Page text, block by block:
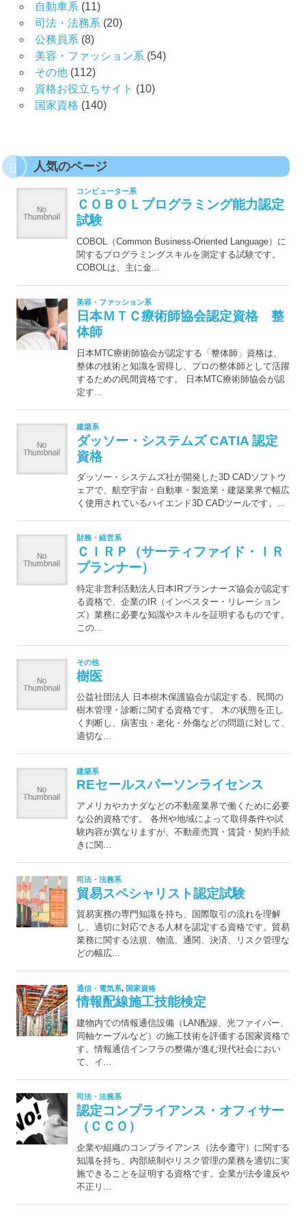
自動車系 (11)
司法・法務系 (20)
公務員系 (8)
美容・ファッション系 (54)
その他(112)
資格お役立ちサイト (10)
国家資格 (140)
人気のページ